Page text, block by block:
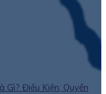
Gì? Điều Kiện, Quyền